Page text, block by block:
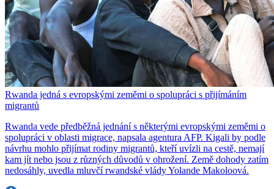
Rwanda jedná s evropskými zeměmi o spolupráci s přijímáním
migrantů
Rwanda vede předběžná jednání s některými evropskými zeměmi o
spolupráci v oblasti migrace, napsala agentura AFP. Kigali by podle
návrhu mohlo přijímat rodiny migrantů, kteří uvízli na cestě, nemají
kam jít nebo jsou z různých důvodů v ohrožení. Země dohody zatím
nedosáhly, uvedla mluvčí rwandské vlády Yolande Makoloová.